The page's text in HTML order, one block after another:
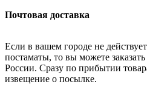
Почтовая доставка
Если в вашем городе не
постаматы, то вы можете
России. Сразу по прибытии
извещение о посылке.